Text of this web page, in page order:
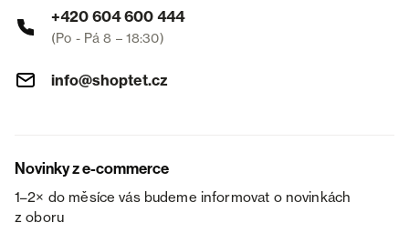
+420 604 600 444
(Po - Pá 8 – 18:30)
info@shoptet.cz
Novinky z e-commerce
1–2× do měsíce vás budeme informovat o novinkách
z oboru